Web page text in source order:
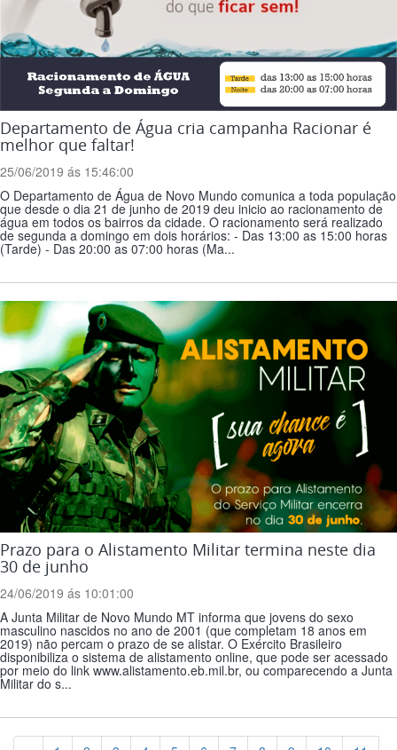
Departamento de Água cria campanha Racionar é
melhor que faltar!
25/06/2019 ás 15:46:00
O Departamento de Água de Novo Mundo comunica a toda população
que desde o dia 21 de junho de 2019 deu inicio ao racionamento de
água em todos os bairros da cidade. O racionamento será realizado
de segunda a domingo em dois horários: - Das 13:00 as 15:00 horas
(Tarde) - Das 20:00 as 07:00 horas (Ma...
Prazo para o Alistamento Militar termina neste dia
30 de junho
24/06/2019 ás 10:01:00
A Junta Militar de Novo Mundo MT informa que jovens do sexo
masculino nascidos no ano de 2001 (que completam 18 anos em
2019) não percam o prazo de se alistar. O Exército Brasileiro
disponibiliza o sistema de alistamento online, que pode ser acessado
por meio do link www.alistamento.eb.mil.br, ou comparecendo a Junta
Militar do s...